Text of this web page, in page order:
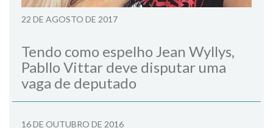
22 DE AGOSTO DE 2017
Tendo como espelho Jean Wyllys,
Pabllo Vittar deve disputar uma
vaga de deputado
16 DE OUTUBRO DE 2016